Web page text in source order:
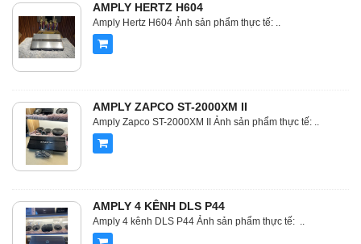
AMPLY HERTZ H604
Amply Hertz H604 Ảnh sản phẩm thực tế: ..
AMPLY ZAPCO ST-2000XM II
Amply Zapco ST-2000XM II Ảnh sản phẩm thực tế: ..
AMPLY 4 KÊNH DLS P44
Amply 4 kênh DLS P44 Ảnh sản phẩm thực tế: ..